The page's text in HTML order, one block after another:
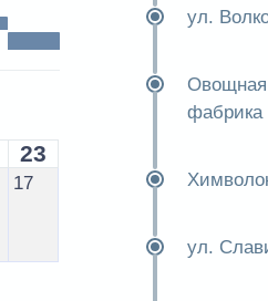
23
17
ул.
Овощная
фабрика
ул.